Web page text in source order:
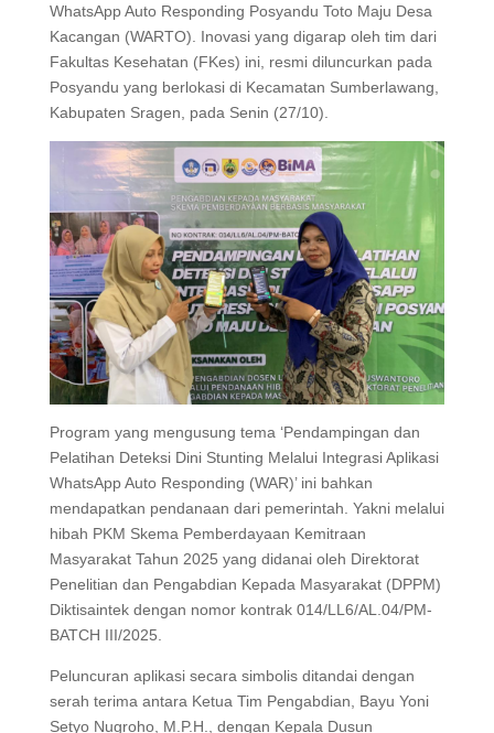
WhatsApp Auto Responding Posyandu Toto Maju Desa
Kacangan (WARTO). Inovasi yang digarap oleh tim dari
Fakultas Kesehatan (FKes) ini, resmi diluncurkan pada
Posyandu yang berlokasi di Kecamatan Sumberlawang,
Kabupaten Sragen, pada Senin (27/10).
Program yang mengusung tema ‘Pendampingan dan
Pelatihan Deteksi Dini Stunting Melalui Integrasi Aplikasi
WhatsApp Auto Responding (WAR)’ ini bahkan
mendapatkan pendanaan dari pemerintah. Yakni melalui
hibah PKM Skema Pemberdayaan Kemitraan
Masyarakat Tahun 2025 yang didanai oleh Direktorat
Penelitian dan Pengabdian Kepada Masyarakat (DPPM)
Diktisaintek dengan nomor kontrak 014/LL6/AL.04/PM-
BATCH III/2025.
Peluncuran aplikasi secara simbolis ditandai dengan
serah terima antara Ketua Tim Pengabdian, Bayu Yoni
Setyo Nugroho, M.P.H., dengan Kepala Dusun